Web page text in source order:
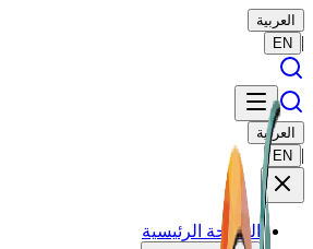
العربية
|
EN
العربية
|
EN
الصفحة الرئيسية